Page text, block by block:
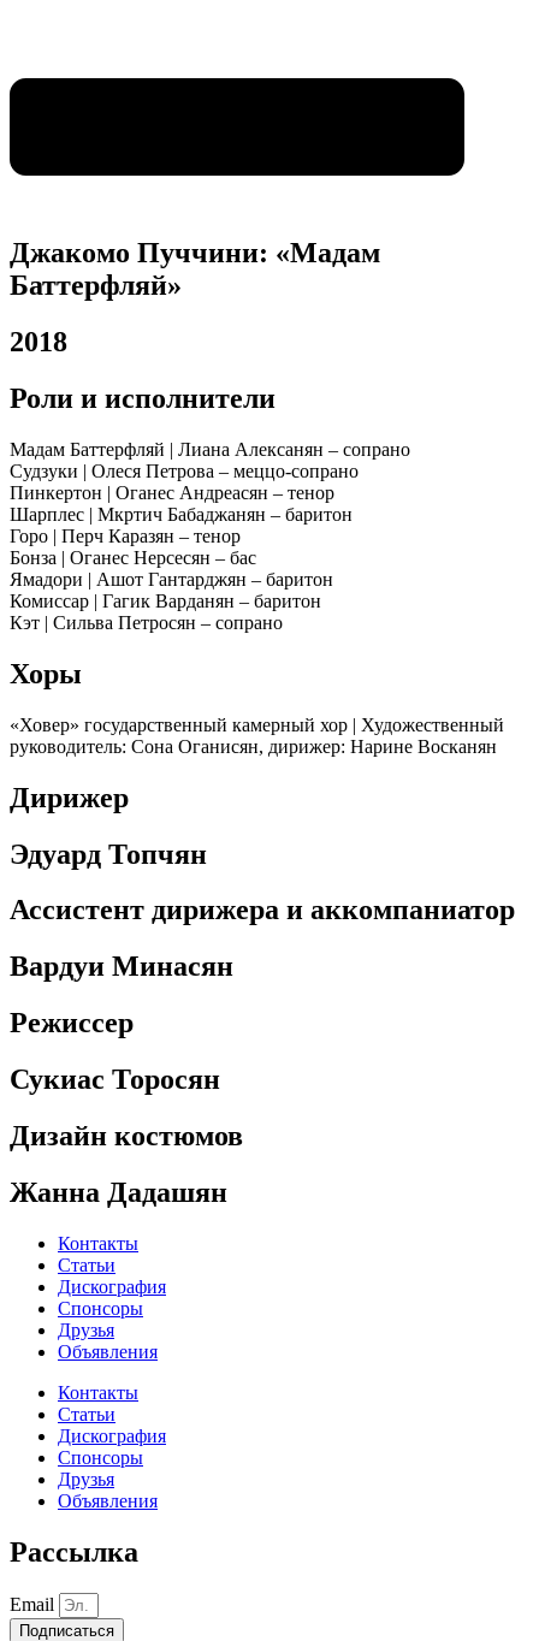
Джакомо Пуччини: «Мадам
Баттерфляй»
2018
Роли и исполнители
Мадам Баттерфляй | Лиана Алексанян – сопрано
Судзуки | Олеся Петрова – меццо-сопрано
Пинкертон | Оганес Андреасян – тенор
Шарплес | Мкртич Бабаджанян – баритон
Горо | Перч Каразян – тенор
Бонза | Оганес Нерсесян – бас
Ямадори | Ашот Гантарджян – баритон
Комиссар | Гагик Варданян – баритон
Кэт | Сильва Петросян – сопрано
Хоры
«Ховер» государственный камерный хор | Художественный
руководитель: Сона Оганисян, дирижер: Нарине Восканян
Дирижер
Эдуард Топчян
Ассистент дирижера и аккомпаниатор
Вардуи Минасян
Режиссер
Сукиас Торосян
Дизайн костюмов
Жанна Дадашян
Контакты
Статьи
Дискография
Спонсоры
Друзья
Объявления
Контакты
Статьи
Дискография
Спонсоры
Друзья
Объявления
Рассылка
Email
Подписаться